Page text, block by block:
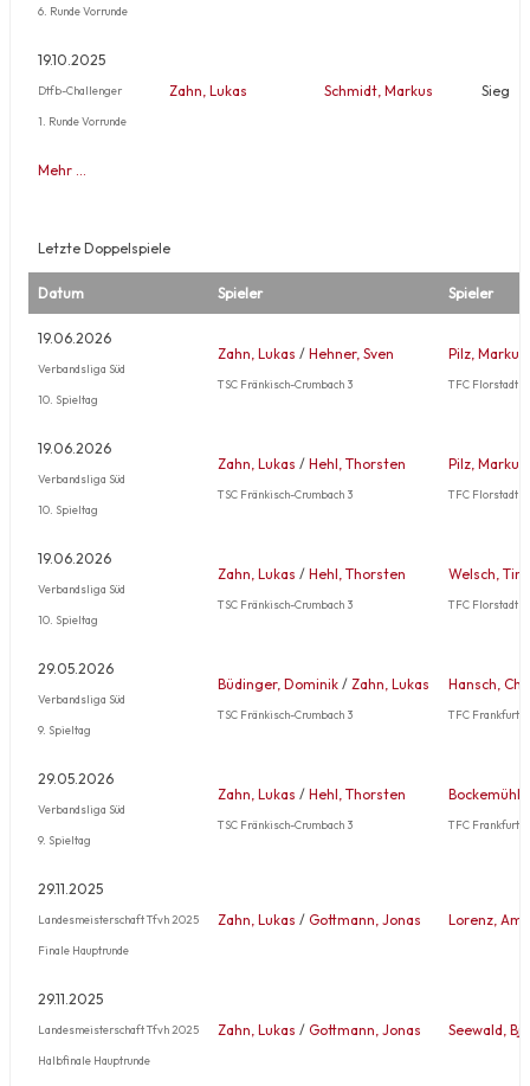
6. Runde Vorrunde
19.10.2025
Dtfb-Challenger
1. Runde Vorrunde
Zahn, Lukas Schmidt, Markus Sieg
Mehr …
Letzte Doppelspiele
Datum Spieler Spieler
19.06.2026
Verbandsliga Süd
10. Spieltag
Zahn, Lukas / Hehner, Sven
TSC Fränkisch-Crumbach 3
Pilz, Markus
TFC Florstadt 1
19.06.2026
Verbandsliga Süd
10. Spieltag
Zahn, Lukas / Hehl, Thorsten
TSC Fränkisch-Crumbach 3
Pilz, Markus
TFC Florstadt 1
19.06.2026
Verbandsliga Süd
10. Spieltag
Zahn, Lukas / Hehl, Thorsten
TSC Fränkisch-Crumbach 3
Welsch,
TFC Florstadt 1
29.05.2026
Verbandsliga Süd
9. Spieltag
Büdinger, Dominik / Zahn, Lukas
TSC Fränkisch-Crumbach 3
Hansch,
TFC Frankfurt 1
29.05.2026
Verbandsliga Süd
9. Spieltag
Zahn, Lukas / Hehl, Thorsten
TSC Fränkisch-Crumbach 3
Bockemühl,
TFC Frankfurt 1
29.11.2025
Landesmeisterschaft Tfvh 2025
Finale Hauptrunde
Zahn, Lukas / Gottmann, Jonas Lorenz,
29.11.2025
Landesmeisterschaft Tfvh 2025
Halbfinale Hauptrunde
Zahn, Lukas / Gottmann, Jonas Seewald,